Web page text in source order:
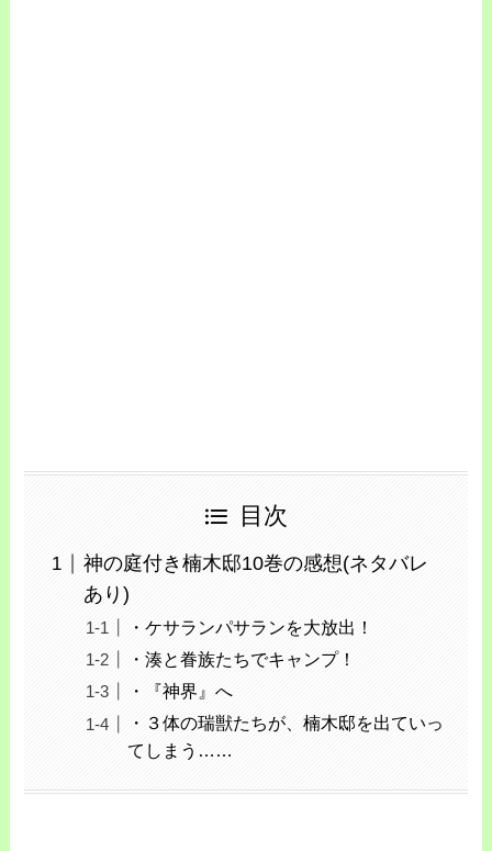
目次
神の庭付き楠木邸10巻の感想(ネタバレ
あり)
・ケサランパサランを大放出！
・湊と眷族たちでキャンプ！
・『神界』へ
・３体の瑞獣たちが、楠木邸を出ていっ
てしまう……